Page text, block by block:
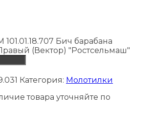
Бич барабана
(Вектор) "Ростсельмаш"
Категория: Молотилки
товара уточняйте по